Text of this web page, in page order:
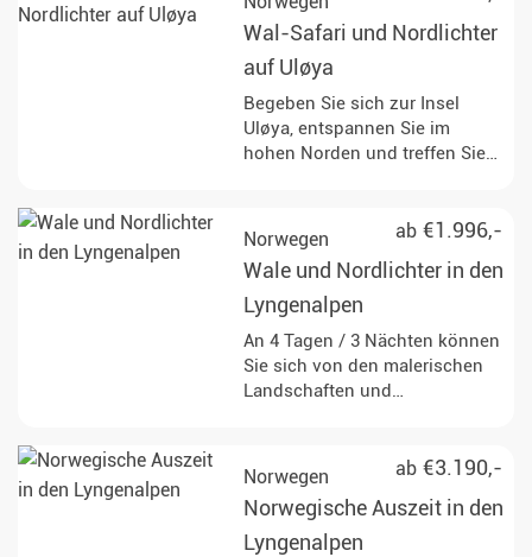
die Beobachtung der
Nordlichter.
Wal-Safari und Nordlichter
auf Uløya
Begeben Sie sich zur Insel
Uløya, entspannen Sie im
hohen Norden und treffen Sie
ab €1.996,-
Norwegen
Wale und Nordlichter in den
Lyngenalpen
An 4 Tagen / 3 Nächten können
Sie sich von den malerischen
Landschaften und
lassen. Gehen Sie auf
Walbeobachtung und staunen
Sie über diese
beeindruckenden Tiere. Abends
ab €3.190,-
Norwegen
Norwegische Auszeit in den
Lyngenalpen